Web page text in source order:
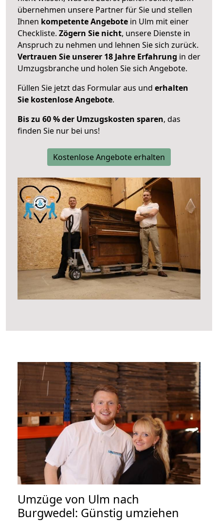
übernehmen unsere Partner für Sie und stellen
Ihnen kompetente Angebote in Ulm mit einer
Checkliste. Zögern Sie nicht, unsere Dienste in
Anspruch zu nehmen und lehnen Sie sich zurück.
Vertrauen Sie unserer 18 Jahre Erfahrung in der
Umzugsbranche und holen Sie sich Angebote.
Füllen Sie jetzt das Formular aus und erhalten
Sie kostenlose Angebote.
Bis zu 60 % der Umzugskosten sparen, das
finden Sie nur bei uns!
Kostenlose Angebote erhalten
Umzüge von Ulm nach
Burgwedel: Günstig umziehen